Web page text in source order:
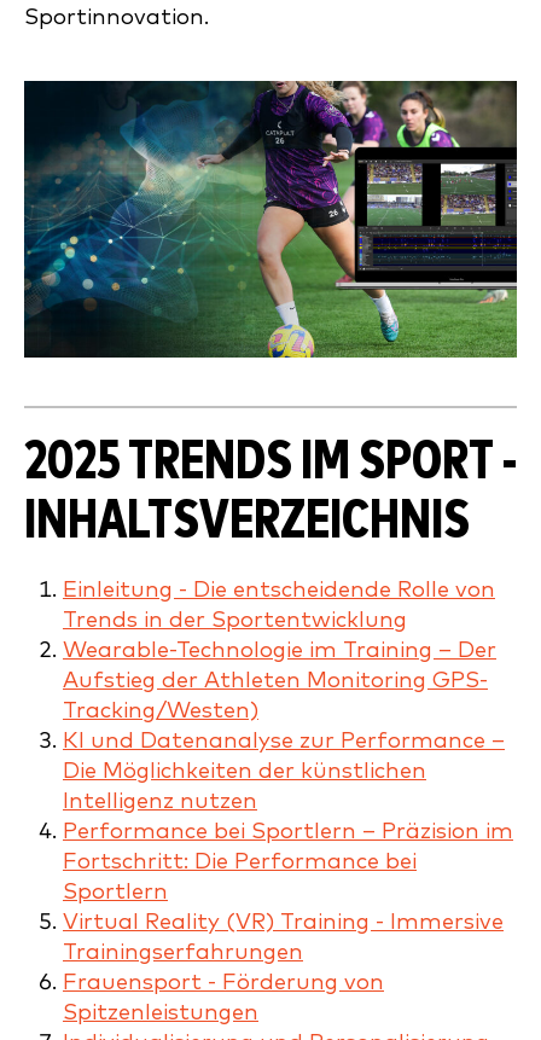
Sportinnovation.
2025 TRENDS IM SPORT -
INHALTSVERZEICHNIS
Einleitung - Die entscheidende Rolle von
Trends in der Sportentwicklung
Wearable-Technologie im Training – Der
Aufstieg der Athleten Monitoring GPS-
Tracking/Westen)
KI und Datenanalyse zur Performance –
Die Möglichkeiten der künstlichen
Intelligenz nutzen
Performance bei Sportlern – Präzision im
Fortschritt: Die Performance bei
Sportlern
Virtual Reality (VR) Training - Immersive
Trainingserfahrungen
Frauensport - Förderung von
Spitzenleistungen